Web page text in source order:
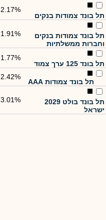
תל בונד צמודות בנקים
2.17%
תל בונד צמודות בנקים
וחברות ממשלתיות
1.91%
תל בונד 125 ערך צמוד
1.77%
תל בונד צמודות AAA
2.42%
תל בונד בולט 2029
ישראל
3.01%